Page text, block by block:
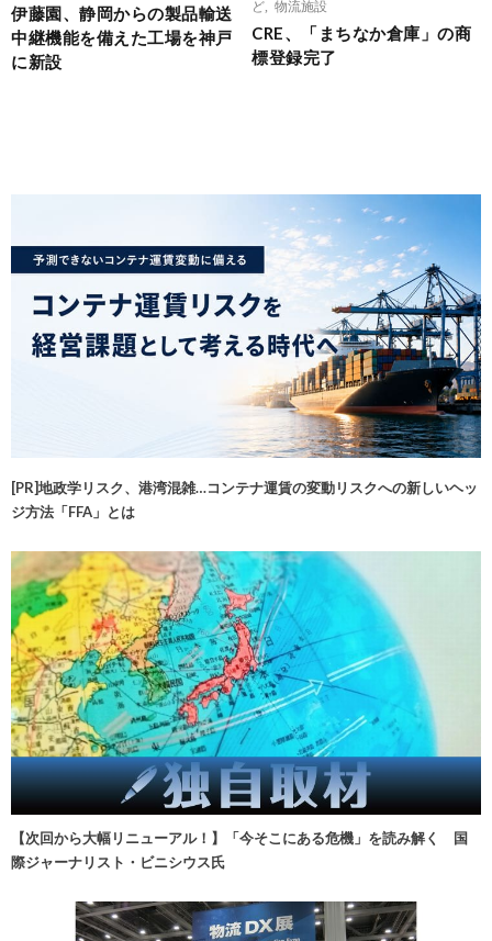
伊藤園、静岡からの製品輸送
中継機能を備えた工場を神戸
に新設
ど 物流施設
CRE、「まちなか倉庫」の商
標登録完了
[PR]地政学リスク、港湾混雑…コンテナ運賃の変動リスクへの新しいヘッ
ジ方法「FFA」とは
【次回から大幅リニューアル！】「今そこにある危機」を読み解く 国
際ジャーナリスト・ビニシウス氏